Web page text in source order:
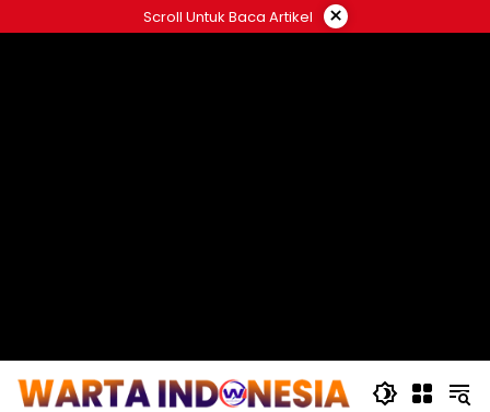
ke
Scroll Untuk Baca Artikel ×